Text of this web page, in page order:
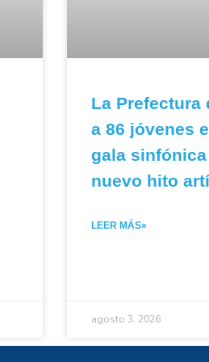
La Prefectura
a 86 jóvenes
gala
nuevo hito
LEER MÁS»
agosto 3, 2026